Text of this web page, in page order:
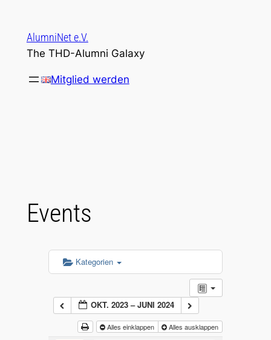
springen
AlumniNet e.V.
The THD-Alumni Galaxy
Mitglied werden
Events
Kategorien
OKT. 2023 – JUNI 2024
Alles einklappen Alles ausklappen